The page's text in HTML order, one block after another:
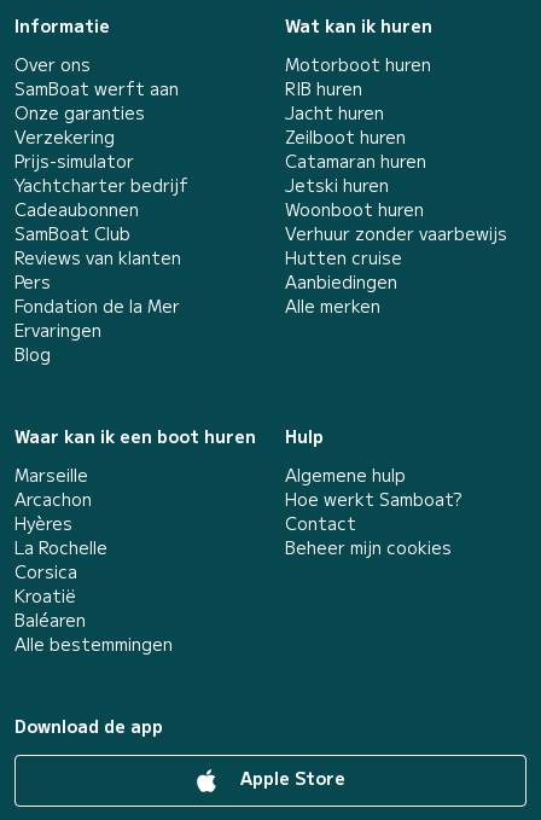
Informatie
Over ons
SamBoat werft aan
Onze garanties
Verzekering
Prijs-simulator
Yachtcharter bedrijf
Cadeaubonnen
SamBoat Club
Reviews van klanten
Pers
Fondation de la Mer
Ervaringen
Blog
Wat kan ik huren
Motorboot huren
RIB huren
Jacht huren
Zeilboot huren
Catamaran huren
Jetski huren
Woonboot huren
Verhuur zonder vaarbewijs
Hutten cruise
Aanbiedingen
Alle merken
Waar kan ik een boot huren
Marseille
Arcachon
Hyères
La Rochelle
Corsica
Kroatië
Baléaren
Alle bestemmingen
Hulp
Algemene hulp
Hoe werkt Samboat?
Contact
Beheer mijn cookies
Download de app
Apple Store